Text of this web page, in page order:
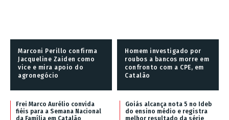
Marconi Perillo confirma
Jacqueline Zaiden como
vice e mira apoio do
agronegócio
Homem investigado por
roubos a bancos morre em
confronto com a CPE, em
Catalão
Frei Marco Aurélio convida
fiéis para a Semana Nacional
da Família em Catalão
Goiás alcança nota 5 no Ideb
do ensino médio e registra
melhor resultado da série